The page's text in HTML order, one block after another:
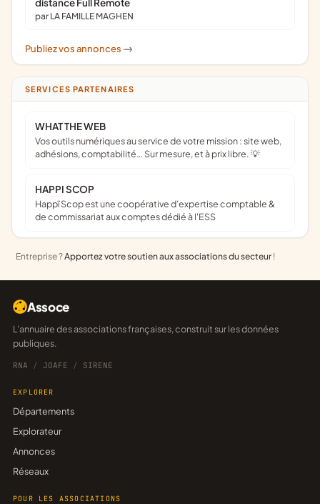
distance Full Remote
par LA FAMILLE MAGHEN
Publiez vos annonces ->
SERVICES PARTENAIRES
WHAT THE WEB
Vos outils numériques au service de votre mission : site web,
adhésions, comptabilité… Sur mesure, et à prix libre. 💡
HAPPI SCOP
Happï Scop est une coopérative d’expertise comptable &
de commissariat aux comptes dédié à l'ESS
Entreprise ?Apportez votre soutien aux associations du secteur !
Assoce
L'annuaire des associations françaises, construit sur les données
publiques.
RNA / JOAFE / SIRENE
EXPLORER
Départements
Explorateur
Annonces
Réseaux
POUR LES ASSOCIATIONS